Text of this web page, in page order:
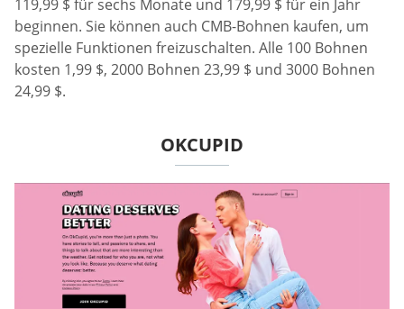
119,99 $ für sechs Monate und 179,99 $ für ein Jahr
beginnen. Sie können auch CMB-Bohnen kaufen, um
spezielle Funktionen freizuschalten. Alle 100 Bohnen
kosten 1,99 $, 2000 Bohnen 23,99 $ und 3000 Bohnen
24,99 $.
OKCUPID